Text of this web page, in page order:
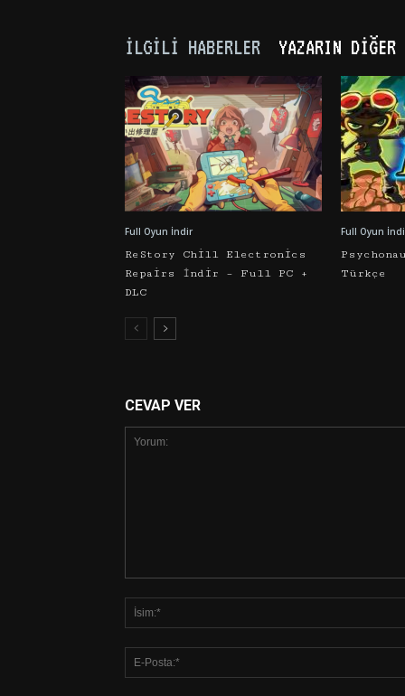
İLGILI HABERLER YAZARIN
Full Oyun İndir
ReStory Chill Electronics
Repairs İndir – Full PC +
DLC
Full Oyun
Türkçe
CEVAP VER